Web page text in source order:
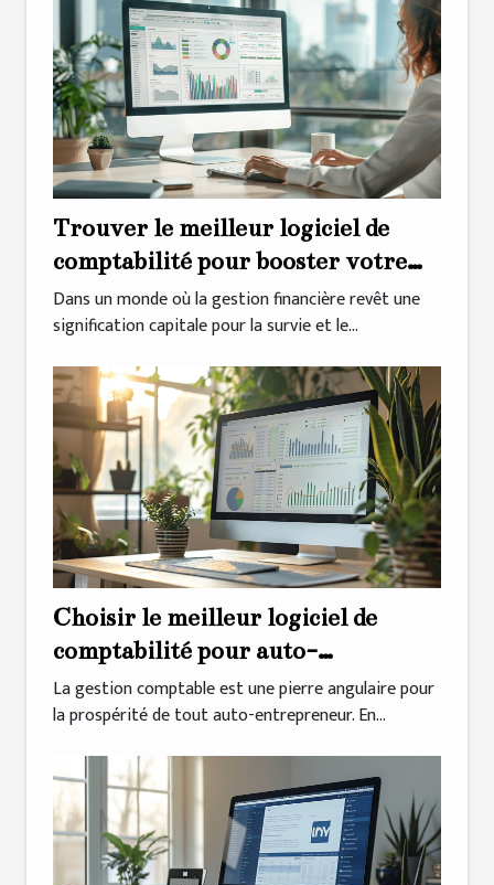
Trouver le meilleur logiciel de
comptabilité pour booster votre
bizyness
Dans un monde où la gestion financière revêt une
signification capitale pour la survie et le...
Choisir le meilleur logiciel de
comptabilité pour auto-
entrepreneur en 2020
La gestion comptable est une pierre angulaire pour
la prospérité de tout auto-entrepreneur. En...